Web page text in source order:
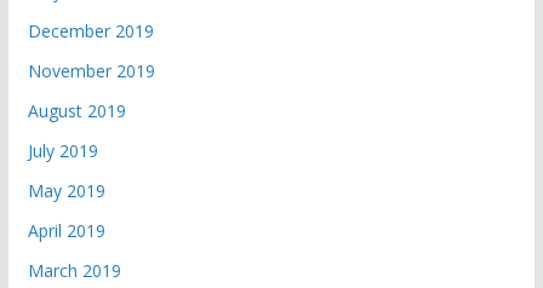
December 2019
November 2019
August 2019
July 2019
May 2019
April 2019
March 2019